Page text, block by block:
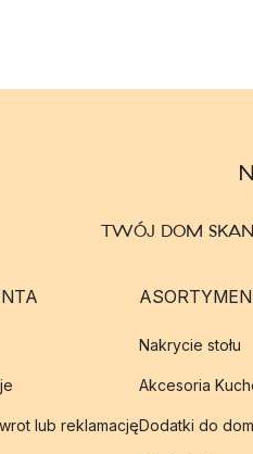
TWÓJ DOM
lub reklamację
Nakrycie stołu
Akcesoria
Dodatki do